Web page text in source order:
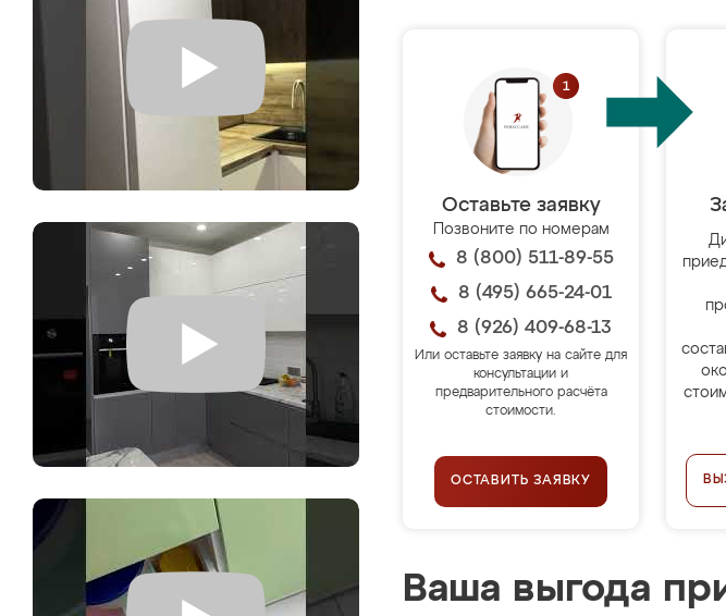
Оставьте заявку
Позвоните по номерам
8 (800) 511-89-55
8 (495) 665-24-01
8 (926) 409-68-13
Или оставьте заявку на сайте для
консультации и
предварительного расчёта
стоимости.
ОСТАВИТЬ ЗАЯВКУ
Ваша выгода